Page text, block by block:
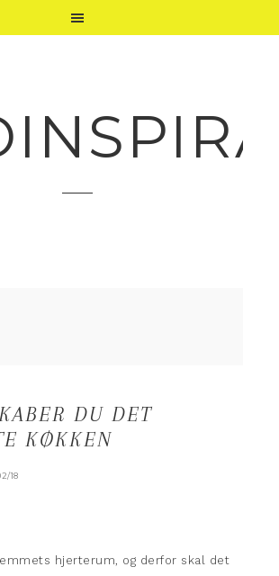
DU DET
KØKKEN
18
hjerterum, og derfor skal det